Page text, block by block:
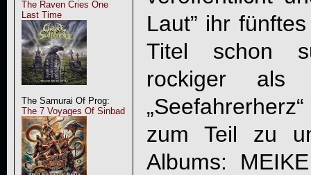
The Raven Cries One
Last Time
The Samurai Of Prog:
The 7 Voyages Of Sinbad
Laut” ihr
Titel schon
rockiger als
zum Teil zu
Albums: